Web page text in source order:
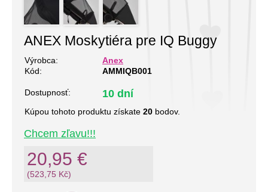
ANEX Moskytiéra pre IQ Buggy
Výrobca:
Anex
Kód:
AMMIQB001
Dostupnosť: 10 dní
Kúpou tohoto produktu získate 20 bodov.
Chcem zľavu!!!
20,95 €
(523,75 Kč)